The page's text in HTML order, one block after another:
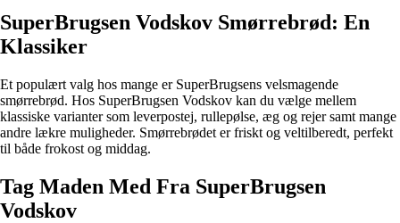
SuperBrugsen Vodskov Smørrebrød: En
Klassiker
Et populært valg hos mange er SuperBrugsens velsmagende
smørrebrød. Hos SuperBrugsen Vodskov kan du vælge mellem
klassiske varianter som leverpostej, rullepølse, æg og rejer samt mange
andre lækre muligheder. Smørrebrødet er friskt og veltilberedt, perfekt
til både frokost og middag.
Tag Maden Med Fra SuperBrugsen
Vodskov